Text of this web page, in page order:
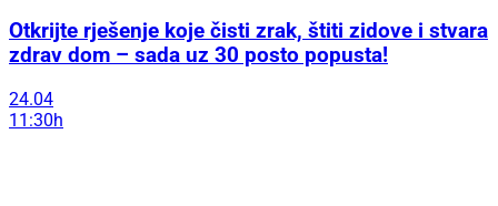
Otkrijte rješenje koje čisti zrak, štiti zidove i stvara
zdrav dom – sada uz 30 posto popusta!
24.04
11:30h